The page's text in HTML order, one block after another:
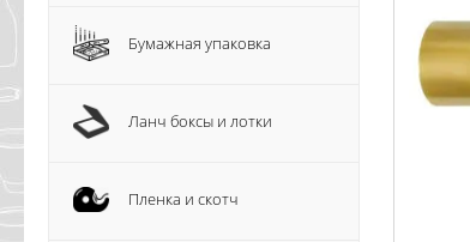
Бумажная упаковка
Ланч боксы и лотки
Пленка и скотч